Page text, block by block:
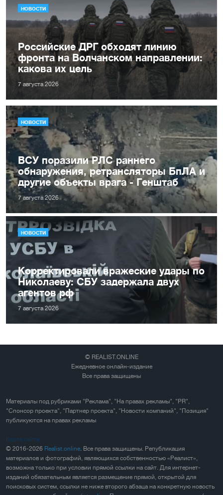
НОВОСТИ
Российские ДРГ обходят линию
фронта на Волчанском направлении:
какова их цель
7 августа 2026
НОВОСТИ
ВСУ поразили РЛС раннего
обнаружения, ретрансляторы БпЛА и
другие объекты врага - Генштаб
7 августа 2026
НОВОСТИ
Корректировали вражеские удары по
Николаеву: СБУ задержала двух
агентов рф
7 августа 2026
© REALIST.ONLINE
Ежедневное онлайн-издание
Все права защищены
Материалы под рубриками "Реклама", "На правах рекламы", "PR",
"Спонсор проекта", "Партнер проекта", "Новости компаний", "Позиция"
публикуются на правах рекламы
Карта сайта
© 2016-2026 Realist.online. Все права защищены. Републикация
материалов и фотографий, являющихся собственностью «Реалист»,
возможна только при условии прямой ссылки на сайт. Для интернет-
изданий обязательным является размещение прямой, открытой для
поисковых систем, ссылки не ниже второго абзаца на конкретную новость